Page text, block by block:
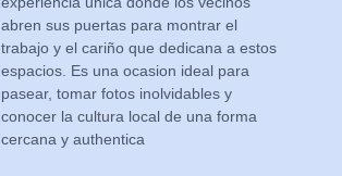
abren sus puertas para montrar el
trabajo y el cariño que dedicana a estos
espacios. Es una ocasion ideal para
pasear, tomar fotos inolvidables y
conocer la cultura local de una forma
cercana y authentica